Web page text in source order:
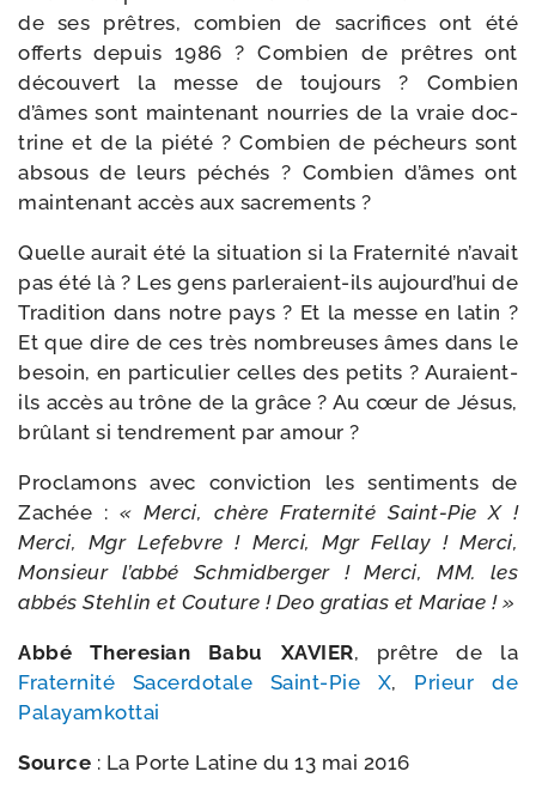
de ses prêtres, com­bien de sacri­fices ont été
offerts depuis 1986 ? Combien de prêtres ont
décou­vert la messe de tou­jours ? Combien
d’âmes sont main­te­nant nour­ries de la vraie doc­
trine et de la pié­té ? Combien de pécheurs sont
absous de leurs péchés ? Combien d’âmes ont
main­te­nant accès aux sacrements ?
Quelle aurait été la situa­tion si la Fraternité n’avait
pas été là ? Les gens parleraient-​ils aujourd’hui de
Tradition dans notre pays ? Et la messe en latin ?
Et que dire de ces très nom­breuses âmes dans le
besoin, en par­ti­cu­lier celles des petits ? Auraient-​
ils accès au trône de la grâce ? Au cœur de Jésus,
brû­lant si ten­dre­ment par amour ?
Proclamons avec convic­tion les sen­ti­ments de
Zachée : « Merci, chère Fraternité Saint-​Pie X !
Merci, Mgr Lefebvre ! Merci, Mgr Fellay ! Merci,
Monsieur l’abbé Schmidberger !Merci, MM. les
abbés Stehlin et Couture ! Deo gra­tias et Mariae ! »
Abbé Theresian Babu XAVIER, prêtre de la
Fraternité Sacerdotale Saint-​Pie X, Prieur de
Palayamkottai
Source : La Porte Latine du 13 mai 2016